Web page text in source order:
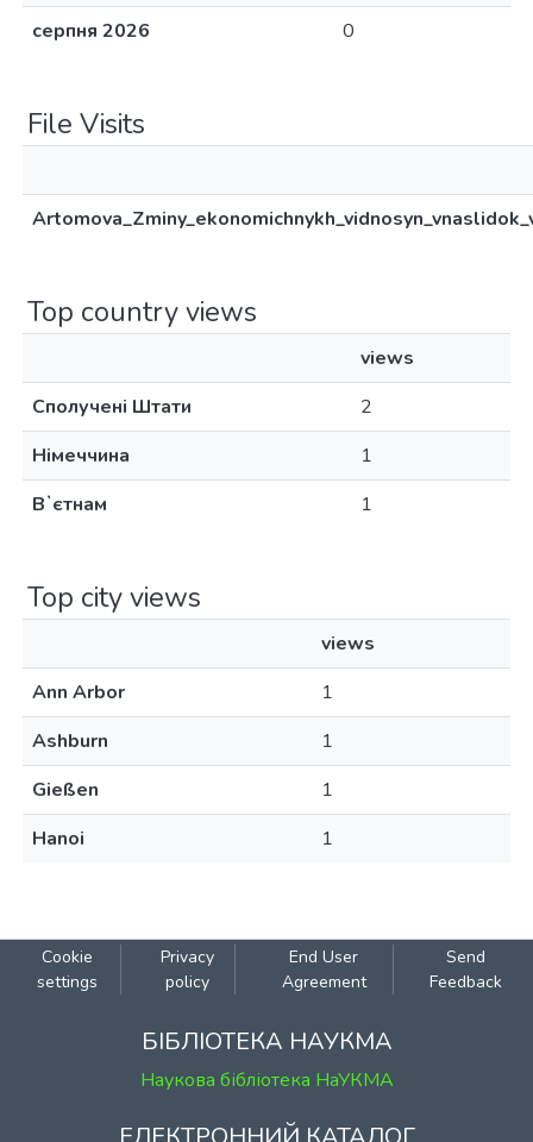
серпня 2026
0
File Visits
Top country views
views
Сполучені Штати
2
Німеччина
1
Вʼєтнам
1
Top city views
views
Ann Arbor
1
Ashburn
1
Gießen
1
Hanoi
1
Cookie
settings
Privacy
policy
End User
Agreement
Send
Feedback
БІБЛІОТЕКА НАУКМА
Наукова бібліотека НаУКМА